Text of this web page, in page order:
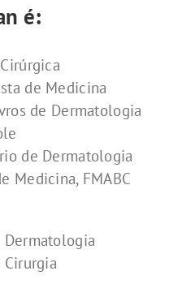
é:
de Medicina
de Dermatologia
de Dermatologia
Medicina, FMABC